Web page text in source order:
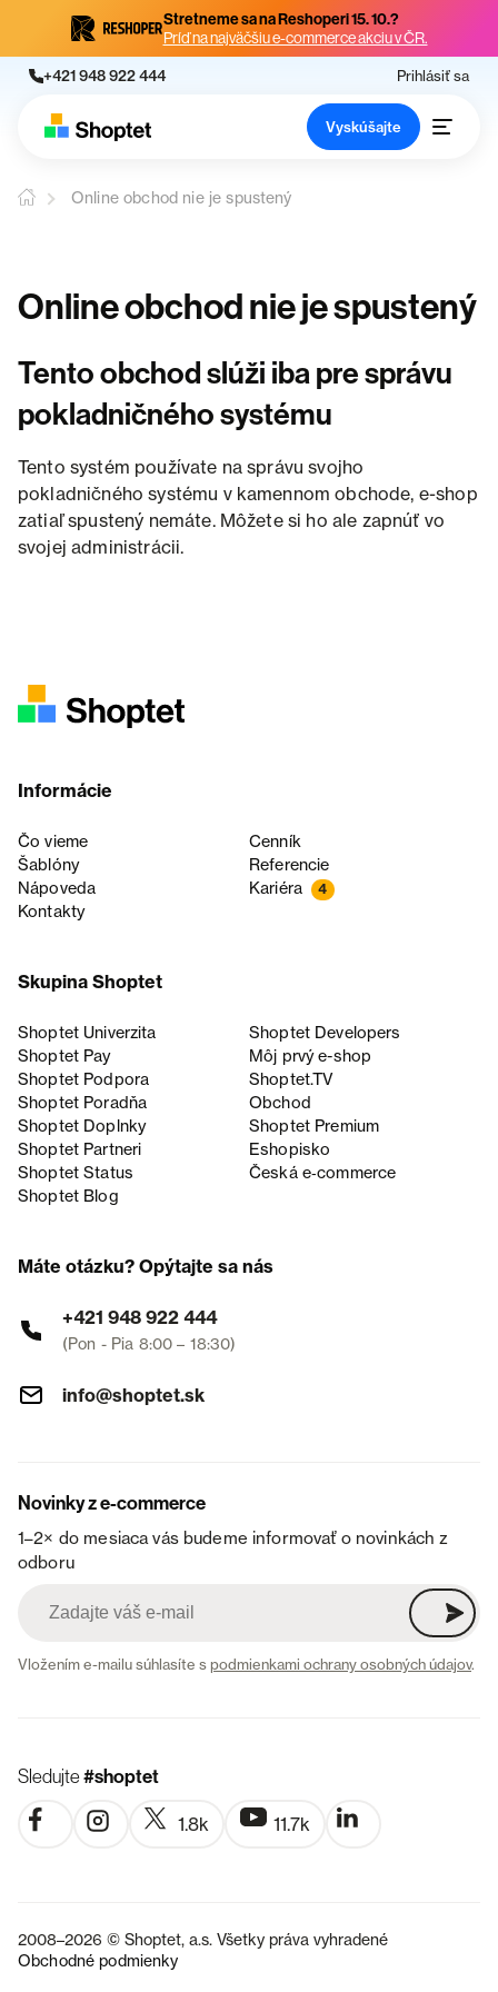
Stretneme sa na Reshoperi 15. 10.?
Príď na najväčšiu e-commerce akciu v ČR.
+421 948 922 444 Prihlásiť sa
Vyskúšajte
Online obchod nie je spustený
Online obchod nie je spustený
Tento obchod slúži iba pre správu
pokladničného systému
Tento systém používate na správu svojho
pokladničného systému v kamennom obchode, e-shop
zatiaľ spustený nemáte. Môžete si ho ale zapnúť vo
svojej administrácii.
Informácie
Čo vieme
Cenník
Šablóny
Referencie
Nápoveda
Kariéra 4
Kontakty
Skupina Shoptet
Shoptet Univerzita
Shoptet Developers
Shoptet Pay
Môj prvý e-shop
Shoptet Podpora
Shoptet.TV
Shoptet Poradňa
Obchod
Shoptet Doplnky
Shoptet Premium
Shoptet Partneri
Eshopisko
Shoptet Status
Česká e‑commerce
Shoptet Blog
Máte otázku? Opýtajte sa nás
+421 948 922 444
(Pon - Pia 8:00 – 18:30)
info@shoptet.sk
Novinky z e-commerce
1–2× do mesiaca vás budeme informovať o novinkách z
odboru
Vložením e-mailu súhlasíte spodmienkami ochrany osobných údajov.
Sledujte#shoptet
1.8k 11.7k
2008–2026 © Shoptet, a.s. Všetky práva vyhradené
Obchodné podmienky